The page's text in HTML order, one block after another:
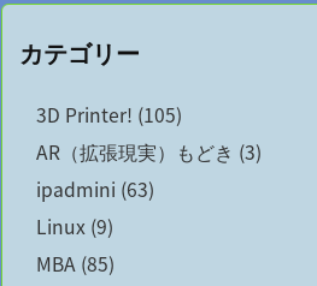
カテゴリー
3D Printer! (105)
AR（拡張現実）もどき (3)
ipadmini (63)
Linux (9)
MBA (85)